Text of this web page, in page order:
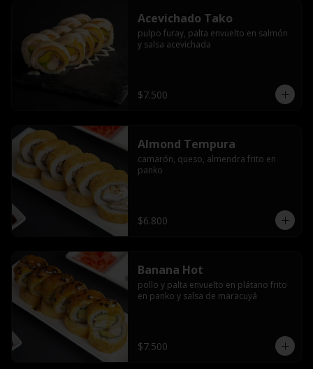
Acevichado Tako
pulpo furay, palta envuelto en salmón
y salsa acevichada
$7.500
Almond Tempura
camarón, queso, almendra frito en
panko
$6.800
Banana Hot
pollo y palta envuelto en plátano frito
en panko y salsa de maracuyá
$7.500